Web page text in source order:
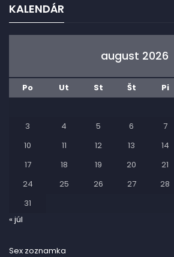
KALENDÁR
august 2026
Po Ut St Št Pi
3
4 5 6 7
10
11 12 13 14
17
18 19 20 21
24
25 26 27 28
31
« júl
Sex zoznamka